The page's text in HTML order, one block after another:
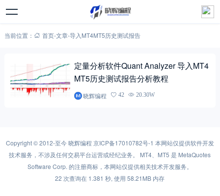
当前位置： 首页-文章-导入MT4MT5历史测试报告
定量分析软件Quant Analyzer 导入MT4
MT5历史测试报告分析教程
晓辉编程 42 20.30W
Copyright © 2012-至今晓辉编程 京ICP备17010782号-1 本网站仅提供软件开发
技术服务，不涉及任何交易平台运营或经纪业务。 MT4、MT5 是 MetaQuotes
Software Corp. 的注册商标，本网站仅提供相关技术开发服务。
22 次查询在 1.381 秒, 使用 58.21MB 内存